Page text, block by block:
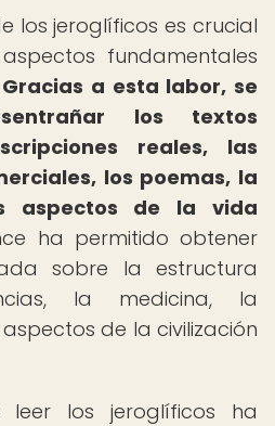
los jeroglíficos es crucial
fundamentales
Gracias a esta labor, se
los textos
reales, las
los poemas, la
aspectos de la vida
ha permitido obtener
sobre la estructura
la medicina, la
de la civilización
los jeroglíficos ha